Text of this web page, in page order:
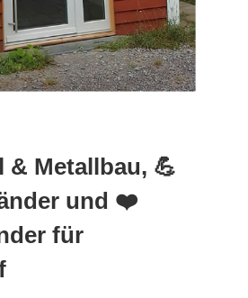
& Metallbau, 💪
und ❤️
für